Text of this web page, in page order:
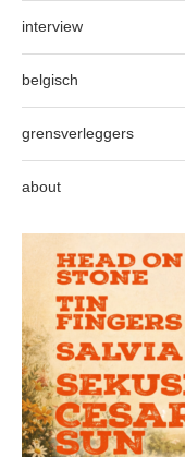
interview
belgisch
grensverleggers
about